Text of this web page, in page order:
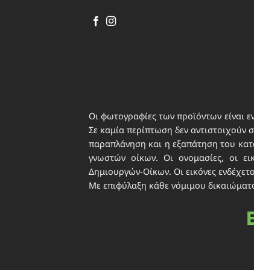
Οι φωτογραφίες των προϊόντων είναι
Σε καμία περίπτωση δεν αντιστοιχούν
παραπλάνηση και η εξαπάτηση του
γνωστών οίκων. Οι ονομασίες, οι
Δημιουργών-Οίκων. Οι εικόνες
Με επιφύλαξη κάθε νόμιμου